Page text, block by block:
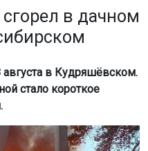
в дачном
в Кудряшёвском.
стало короткое